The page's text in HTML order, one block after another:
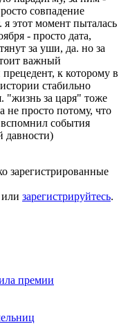
совпадение
я этот момент пыталась
- просто дата,
за уши, да. но за
важный
к которому в
стабильно
"жизнь за царя" тоже
не просто потому, что
события
давности)
зарегистрированные
или зарегистрируйтесь.
премии